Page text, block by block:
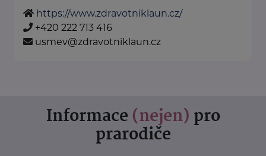
https://www.zdravotniklaun.cz/
+420 222 713 416
usmev@zdravotniklaun.cz
Informace (nejen) pro
prarodiče